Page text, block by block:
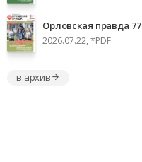
Орловская правда 77
2026.07.22, *PDF
в архив